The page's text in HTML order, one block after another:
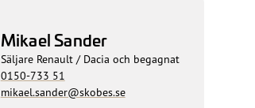
Mikael Sander
Säljare Renault / Dacia och begagnat
0150-733 51
mikael.sander@skobes.se